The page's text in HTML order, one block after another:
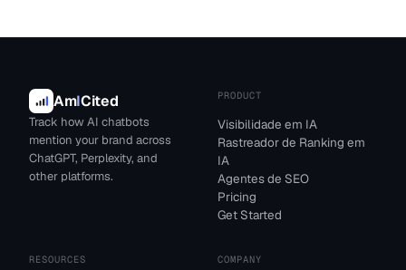
AmICited
Track how AI chatbots
mention your brand across
ChatGPT, Perplexity, and
other platforms.
PRODUCT
Visibilidade em IA
Rastreador de Ranking em
IA
Agentes de SEO
Pricing
Get Started
RESOURCES COMPANY